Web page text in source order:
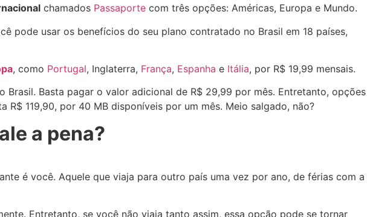
chamados Passaporte com três opções: Américas, Europa e Mundo.
pode usar os benefícios do seu plano contratado no Brasil em 18 países,
, como Portugal, Inglaterra, França, Espanha e Itália, por R$ 19,99 mensais.
Basta pagar o valor adicional de R$ 29,99 por mês. Entretanto, opções
119,90, por 40 MB disponíveis por um mês. Meio salgado, não?
a pena?
é você. Aquele que viaja para outro país uma vez por ano, de férias com a
Entretanto, se você não viaja tanto assim, essa opção pode se tornar